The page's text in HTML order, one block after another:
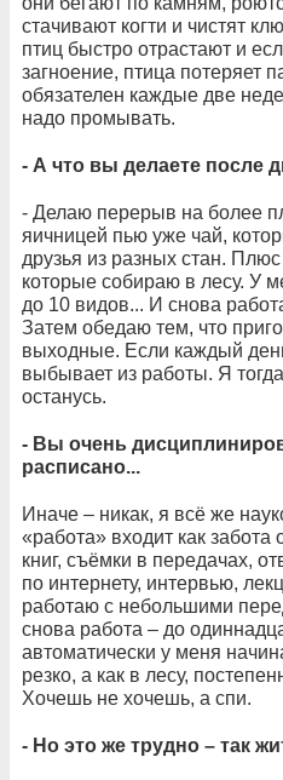
стачивают когти и чистят
птиц быстро отрастают и
загноение, птица потеряет
обязателен каждые две
надо промывать.
- А что вы делаете после
- Делаю перерыв на более
яичницей пью уже чай,
друзья из разных стан.
которые собираю в лесу. У
до 10 видов... И снова
Затем обедаю тем, что
выходные. Если каждый
выбывает из работы. Я
останусь.
- Вы очень
расписано...
Иначе – никак, я всё же
«работа» входит как забота
книг, съёмки в передачах,
по интернету, интервью,
работаю с небольшими
снова работа – до
автоматически у меня
резко, а как в лесу,
Хочешь не хочешь, а спи.
- Но это же трудно – так